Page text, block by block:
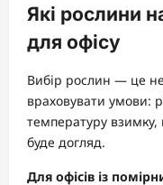
Які рослини
для офісу
Вибір рослин — це
враховувати умови:
температуру взимку,
буде догляд.
Для офісів із